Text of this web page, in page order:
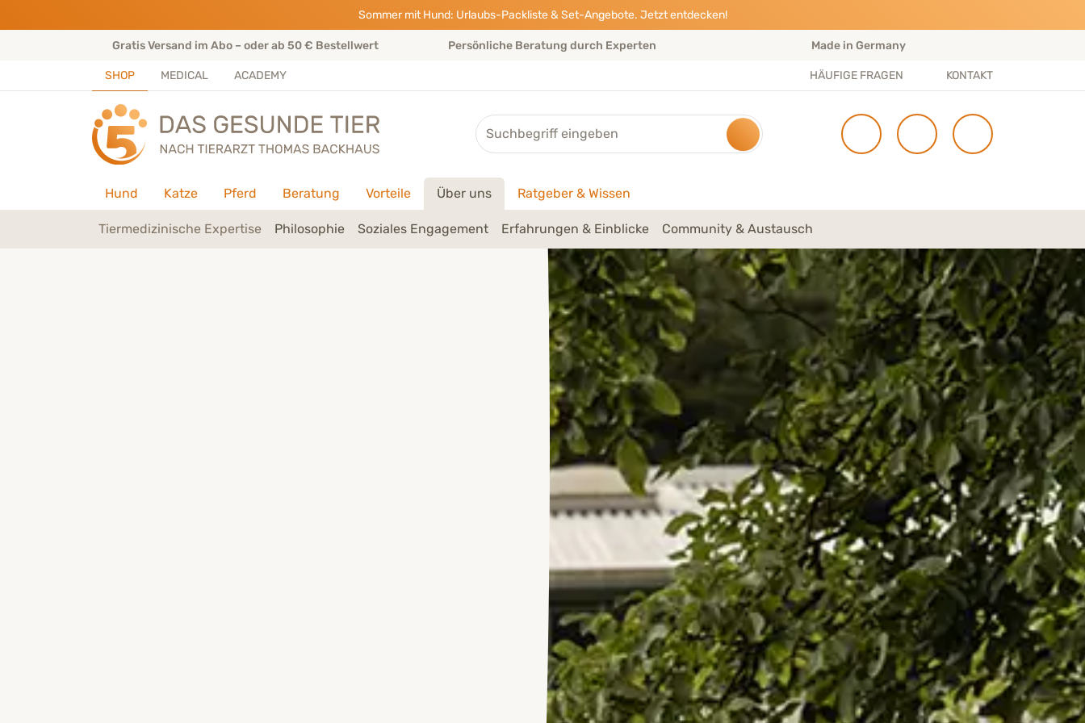
Sommer mit Hund: Urlaubs-Packliste & Set-Angebote. Jetzt entdecken!
Gratis Versand im Abo – oder ab 50 € Bestellwert Persönliche Beratung durch Experten Made in Germany
SHOP MEDICAL ACADEMY HÄUFIGE FRAGEN KONTAKT
Suche
Hund Katze Pferd Beratung Vorteile Über uns Ratgeber & Wissen
Tiermedizinische Expertise Philosophie Soziales Engagement Erfahrungen & Einblicke Community & Austausch